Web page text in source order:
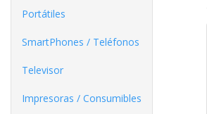
Portátiles
SmartPhones / Teléfonos
Televisor
Impresoras / Consumibles